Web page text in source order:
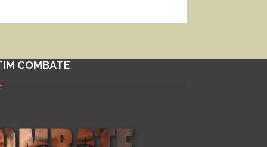
COMBATE